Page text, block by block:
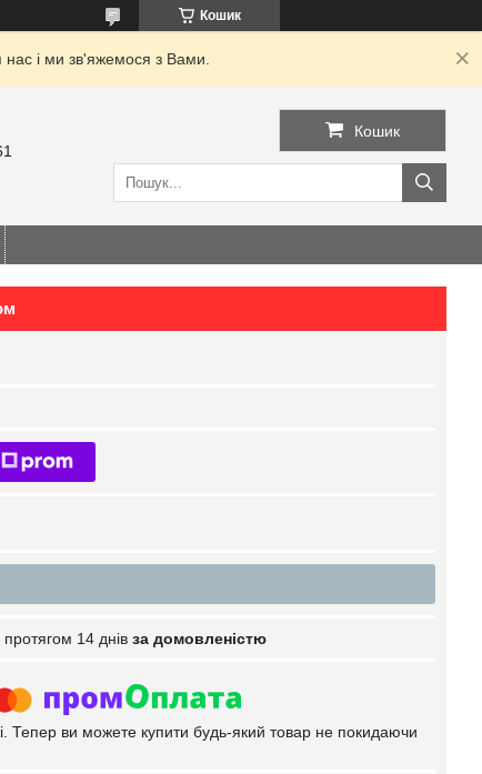
Кошик
і ми зв'яжемося з Вами.
Кошик
14 днів за домовленістю
Тепер ви можете купити будь-який товар не покидаючи